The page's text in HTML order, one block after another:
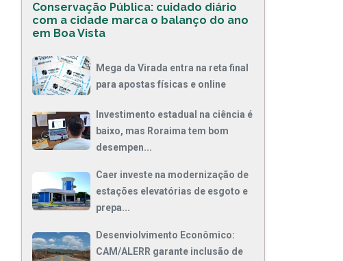
Conservação Pública: cuidado diário
com a cidade marca o balanço do ano
em Boa Vista
Mega da Virada entra na reta final
para apostas físicas e online
Investimento estadual na ciência é
baixo, mas Roraima tem bom
desempen...
Caer investe na modernização de
estações elevatórias de esgoto e
prepa...
Desenviolvimento Econômico:
CAM/ALERR garante inclusão de